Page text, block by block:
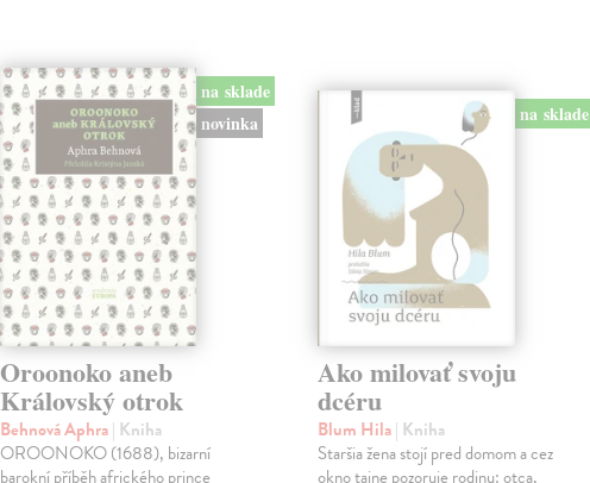
na sklade
novinka
Oroonoko aneb
Královský otrok
Behnová Aphra| Kniha
OROONOKO (1688), bizarní
barokní příběh afrického prince
na sklade
Ako milovať svoju
dcéru
Blum Hila| Kniha
Staršia žena stojí pred domom a cez
okno tajne pozoruje rodinu: otca,